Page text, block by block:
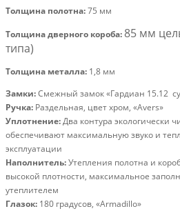
Толщина полотна:75 мм
Толщина дверного короба: 85 мм
типа)
Толщина металла: 1,8 мм
Замки:Смежный замок «Гардиан 15.12
Ручка: Раздельная, цвет хром, «Avers»
Уплотнение:Два контура экологически
обеспечивают максимальную звуко и
эксплуатации
Наполнитель:Утепления полотна и
высокой плотности, максимальное
утеплителем
Глазок: 180 градусов, «Armadillo»